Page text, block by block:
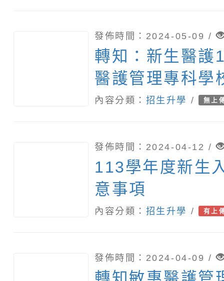
及海報各1份
發佈時間：2024-05-09 /
轉知：新生醫護
醫護管理專科學
「公費生」招生
內容分類： 招生升學 / 無上
發佈時間：2024-04-12 /
113學年度新生
意事項
內容分類： 招生升學 / 有上
發佈時間：2024-04-09 /